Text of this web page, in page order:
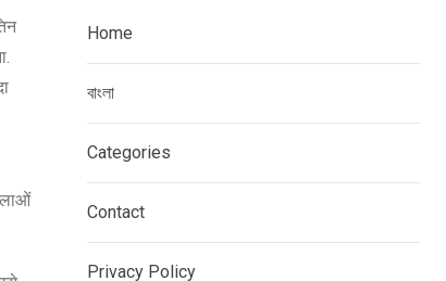
Home
বাংলা
Categories
Contact
Privacy Policy